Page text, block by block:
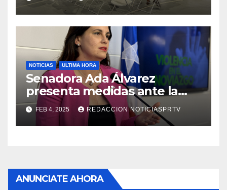
NOTICIAS ULTIMA HORA
Senadora Ada Álvarez
presenta medidas ante la
violencia en el noviazgo
FEB 4, 2025 REDACCION NOTICIASPRTV
ANUNCIATE AHORA